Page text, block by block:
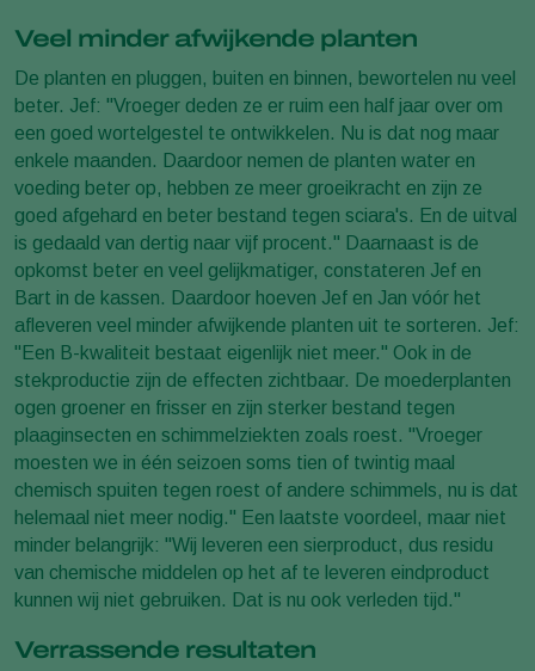
Veel minder afwijkende planten
De planten en pluggen, buiten en binnen, bewortelen nu veel
beter. Jef: "Vroeger deden ze er ruim een half jaar over om
een goed wortelgestel te ontwikkelen. Nu is dat nog maar
enkele maanden. Daardoor nemen de planten water en
voeding beter op, hebben ze meer groeikracht en zijn ze
goed afgehard en beter bestand tegen sciara's. En de uitval
is gedaald van dertig naar vijf procent." Daarnaast is de
opkomst beter en veel gelijkmatiger, constateren Jef en
Bart in de kassen. Daardoor hoeven Jef en Jan vóór het
afleveren veel minder afwijkende planten uit te sorteren. Jef:
"Een B-kwaliteit bestaat eigenlijk niet meer." Ook in de
stekproductie zijn de effecten zichtbaar. De moederplanten
ogen groener en frisser en zijn sterker bestand tegen
plaaginsecten en schimmelziekten zoals roest. "Vroeger
moesten we in één seizoen soms tien of twintig maal
chemisch spuiten tegen roest of andere schimmels, nu is dat
helemaal niet meer nodig." Een laatste voordeel, maar niet
minder belangrijk: "Wij leveren een sierproduct, dus residu
van chemische middelen op het af te leveren eindproduct
kunnen wij niet gebruiken. Dat is nu ook verleden tijd."
Verrassende resultaten